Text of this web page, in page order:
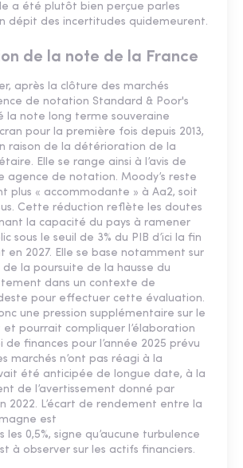
a été plutôt bien perçue parles
dépit des incertitudes quidemeurent.
de la note de la France
après la clôture des marchés
de notation Standard & Poor's
la note long terme souveraine
pour la première fois depuis 2013,
raison de la détérioration de la
Elle se range ainsi à l’avis de
agence de notation. Moody’s reste
plus « accommodante » à Aa2, soit
Cette réduction reflète les doutes
la capacité du pays à ramener
sous le seuil de 3% du PIB d’ici la fin
en 2027. Elle se base notamment sur
la poursuite de la hausse du
dans un contexte de
pour effectuer cette évaluation.
une pression supplémentaire sur le
pourrait compliquer l’élaboration
finances pour l’année 2025 prévu
marchés n’ont pas réagi à la
été anticipée de longue date, à la
de l’avertissement donné par
2022. L’écart de rendement entre la
est
les 0,5%, signe qu’aucune turbulence
à observer sur les actifs financiers.